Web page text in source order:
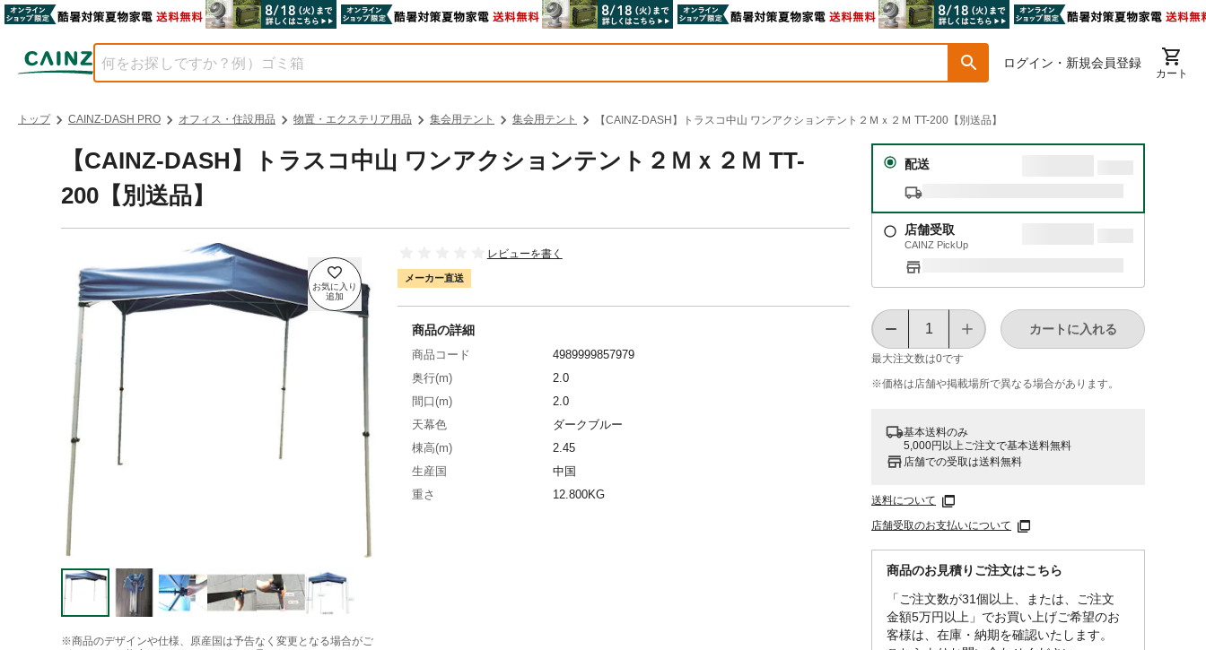
ログイン・新規会員登録
カート
トップ CAINZ-DASH PRO オフィス・住設用品 物置・エクステリア用品 集会用テント 集会用テント 【CAINZ-DASH】トラスコ中山 ワンアクションテント２Ｍｘ２Ｍ TT-200【別送品】
【CAINZ-DASH】トラスコ中山 ワンアクションテント２Ｍｘ２Ｍ TT-
200【別送品】
※商品のデザインや仕様、原産国は予告なく変更となる場合がご
レビューを書く
メーカー直送
配送
店舗受取
CAINZ PickUp
最大注文数は0です
カートに入れる
※価格は​店舗や​掲載場所で​異なる​場合が​あります。
基本送料のみ
5,000円以上ご注文で基本送料無料
店舗での受取は送料無料
送料について
店舗受取のお支払いについて
商品のお見積りご注文はこちら
「ご注文数が31個以上、または、ご注文
金額5万円以上」でお買い上げご希望のお
客様は、在庫・納期を確認いたします。
商品の詳細
商品コード
4989999857979
奥行(m)
2.0
間口(m)
2.0
天幕色
ダークブルー
棟高(m)
2.45
生産国
中国
重さ
12.800KG